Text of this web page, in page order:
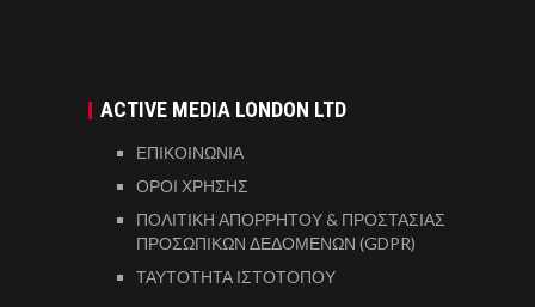
ACTIVE MEDIA LONDON LTD
ΕΠΙΚΟΙΝΩΝΙΑ
ΟΡΟΙ ΧΡΗΣΗΣ
ΠΟΛΙΤΙΚΗ ΑΠΟΡΡΗΤΟΥ & ΠΡΟΣΤΑΣΙΑΣ
ΠΡΟΣΩΠΙΚΩΝ ΔΕΔΟΜΕΝΩΝ (GDPR)
ΤΑΥΤΟΤΗΤΑ ΙΣΤΟΤΟΠΟΥ